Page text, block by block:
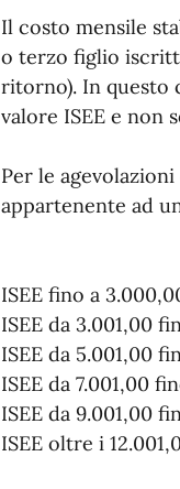
Il costo mensile
o terzo figlio
ritorno). In questo
valore ISEE e non
Per le
appartenente ad
ISEE fino a
ISEE da 3.001,00
ISEE da 5.001,00
ISEE da 7.001,00
ISEE da 9.001,00
ISEE oltre i